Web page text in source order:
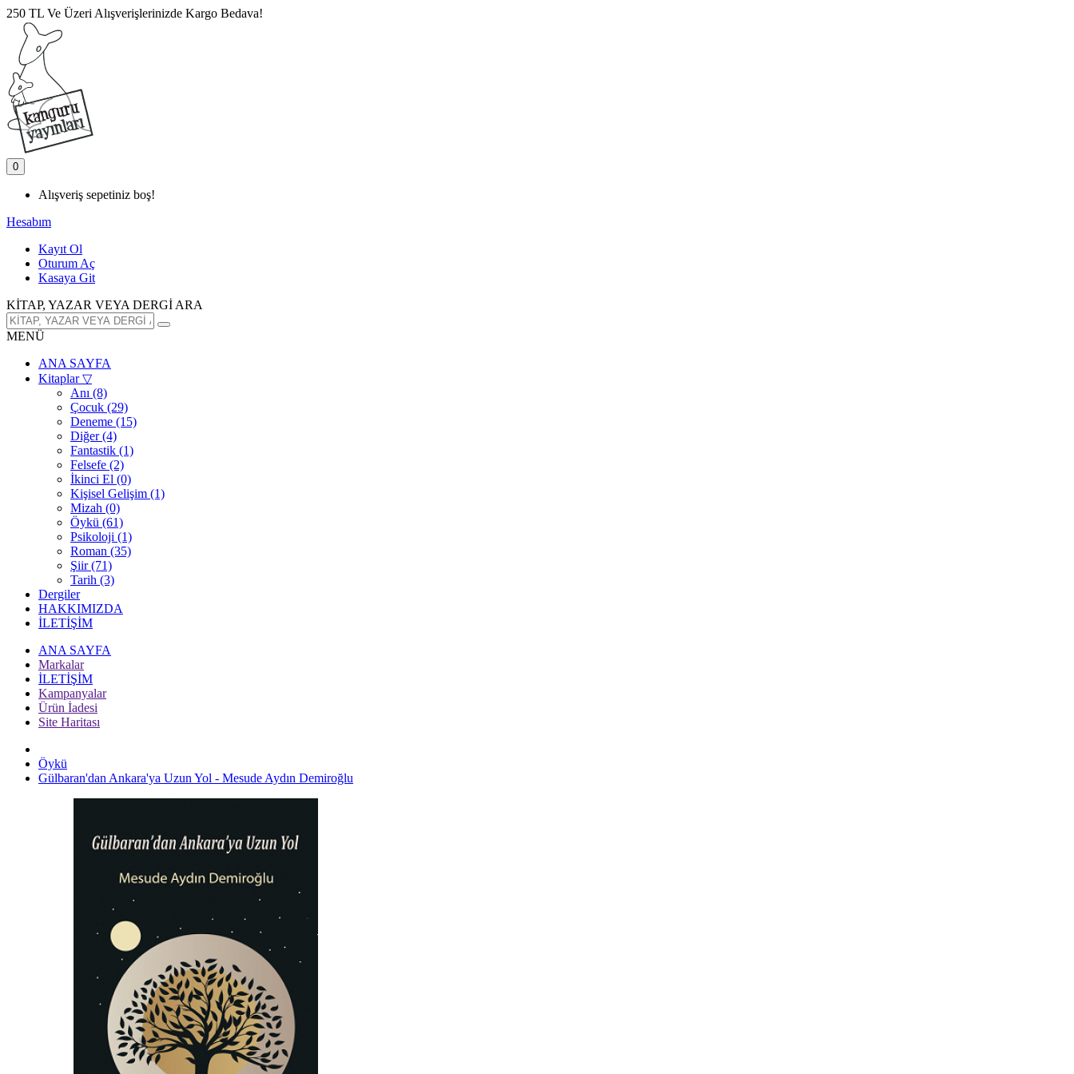
250 TL Ve Üzeri Alışverişlerinizde Kargo Bedava!
0
Alışveriş sepetiniz boş!
Hesabım
Kayıt Ol
Oturum Aç
Kasaya Git
KİTAP, YAZAR VEYA DERGİ ARA
MENÜ
ANA SAYFA
Kitaplar▽
Anı (8)
Çocuk (29)
Deneme (15)
Diğer (4)
Fantastik (1)
Felsefe (2)
İkinci El (0)
Kişisel Gelişim (1)
Mizah (0)
Öykü (61)
Psikoloji (1)
Roman (35)
Şiir (71)
Tarih (3)
Dergiler
HAKKIMIZDA
İLETİŞİM
ANA SAYFA
Markalar
İLETİŞİM
Kampanyalar
Ürün İadesi
Site Haritası
Öykü
Gülbaran'dan Ankara'ya Uzun Yol - Mesude Aydın Demiroğlu